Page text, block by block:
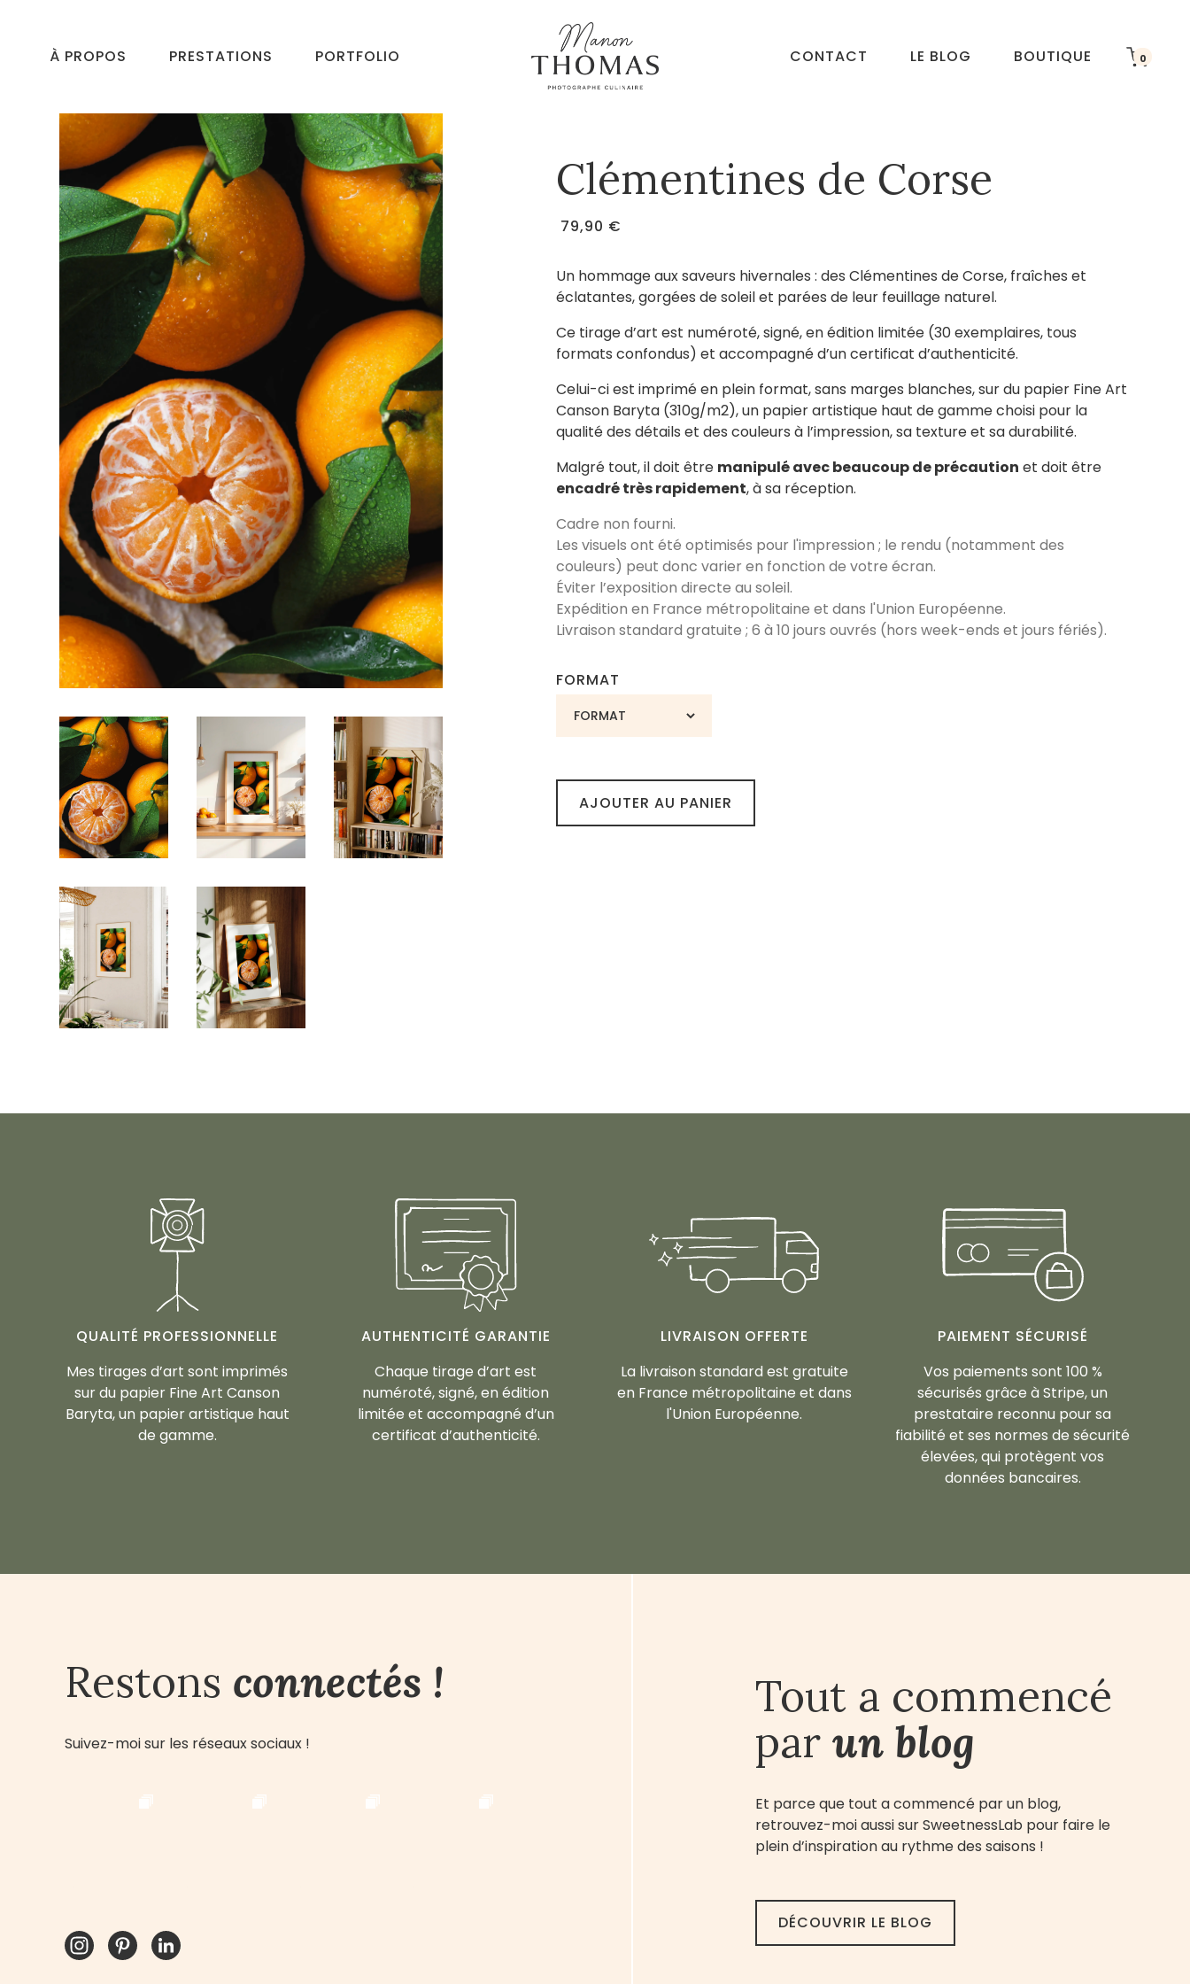
À PROPOS PRESTATIONS PORTFOLIO CONTACT LE BLOG BOUTIQUE 0
Clémentines de Corse
79,90 €
Un hommage aux saveurs hivernales : des Clémentines de Corse, fraîches et
éclatantes, gorgées de soleil et parées de leur feuillage naturel.
Ce tirage d’art est numéroté, signé, en édition limitée (30 exemplaires, tous
formats confondus) et accompagné d’un certificat d’authenticité.
Celui-ci est imprimé en plein format, sans marges blanches, sur du papier Fine Art
Canson Baryta (310g/m2), un papier artistique haut de gamme choisi pour la
qualité des détails et des couleurs à l’impression, sa texture et sa durabilité.
Malgré tout, il doit être manipulé avec beaucoup de précaution et doit être
encadré très rapidement, à sa réception.
Cadre non fourni.
Les visuels ont été optimisés pour l'impression ; le rendu (notamment des
couleurs) peut donc varier en fonction de votre écran.
Éviter l’exposition directe au soleil.
Expédition en France métropolitaine et dans l'Union Européenne.
Livraison standard gratuite ; 6 à 10 jours ouvrés (hors week-ends et jours fériés).
FORMAT
QUALITÉ PROFESSIONNELLE
Mes tirages d’art sont imprimés
sur du papier Fine Art Canson
Baryta, un papier artistique haut
de gamme.
AUTHENTICITÉ GARANTIE
Chaque tirage d’art est
numéroté, signé, en édition
limitée et accompagné d’un
certificat d’authenticité.
LIVRAISON OFFERTE
La livraison standard est gratuite
en France métropolitaine et dans
l'Union Européenne.
PAIEMENT SÉCURISÉ
Vos paiements sont 100 %
sécurisés grâce à Stripe, un
prestataire reconnu pour sa
fiabilité et ses normes de sécurité
élevées, qui protègent vos
données bancaires.
Restons connectés !
Suivez-moi sur les réseaux sociaux !
Tout a commencé
par un blog
Et parce que tout a commencé par un blog,
retrouvez-moi aussi sur SweetnessLab pour faire le
plein d’inspiration au rythme des saisons !
DÉCOUVRIR LE BLOG